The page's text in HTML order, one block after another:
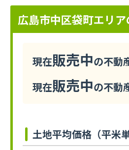
広島市中区袋町エリ
現在販売中の不動
現在販売中の不動
土地平均価格（平米